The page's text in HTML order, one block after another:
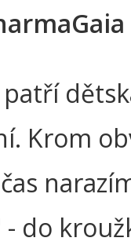
Krom
- do